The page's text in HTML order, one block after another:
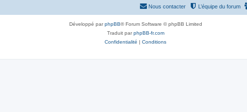
L’équipe du forum
Nous contacter
Développé parphpBB® Forum Software © phpBB Limited
Traduit parphpBB-fr.com
Confidentialité | Conditions